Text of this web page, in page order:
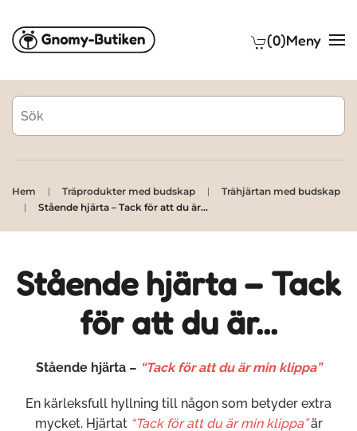
Skip to main content (0)Meny
Hem Träprodukter med budskap
Trähjärtan med budskap
Stående hjärta – Tack för att du är...
Stående hjärta – Tack
för att du är...
Stående hjärta – “Tack för att du är min klippa”
En kärleksfull hyllning till någon som betyder extra
mycket. Hjärtat “Tack för att du är min klippa”är